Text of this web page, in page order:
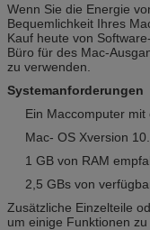
Wenn Sie die Energie
Bequemlichkeit Ihres
Kauf heute von
Büro für des Mac-
zu verwenden.
Systemanforderungen
Ein Maccomputer
Mac- OS Xversion
1 GB von RAM
2,5 GBs von
Zusätzliche Einzelteile
um einige Funktionen